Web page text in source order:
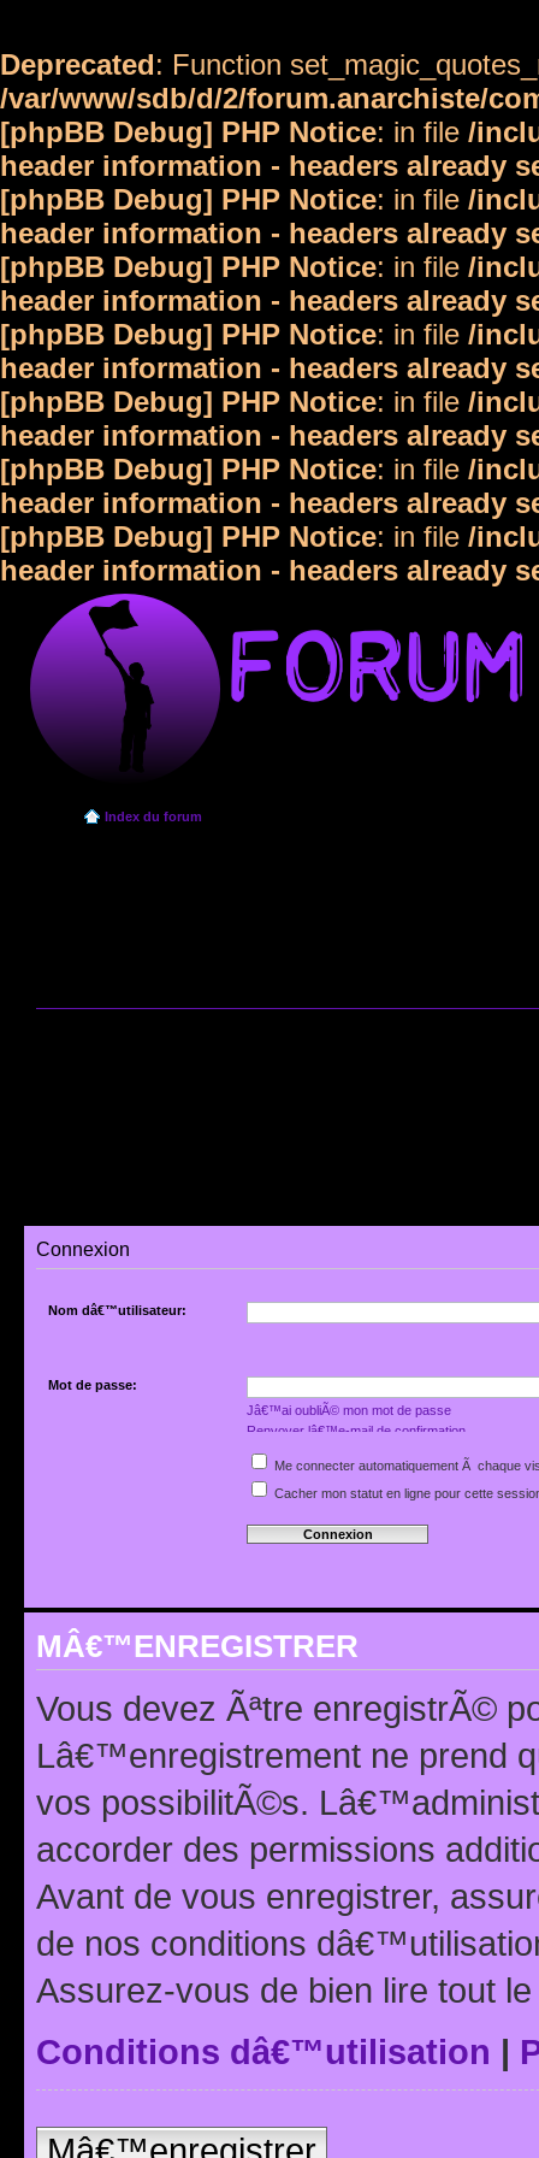
Deprecated: Function
/var/www/sdb/d/2/forum.anarchiste/
[phpBB Debug] PHP Notice: in file /
header information - headers already
[phpBB Debug] PHP Notice: in file /
header information - headers already
[phpBB Debug] PHP Notice: in file /
header information - headers already
[phpBB Debug] PHP Notice: in file /
header information - headers already
[phpBB Debug] PHP Notice: in file /
header information - headers already
[phpBB Debug] PHP Notice: in file /
header information - headers already
[phpBB Debug] PHP Notice: in file /
header information - headers already
Index du forum
Connexion
Nom dâ€™utilisateur:
Mot de passe:
Jâ€™ai oubliÃ© mon mot de passe
Renvoyer lâ€™e-mail de confirmation
Me connecter automatiquement Ã chaque
Cacher mon statut en ligne pour cette
MÂ€™ENREGISTRER
Vous devez Ãªtre enregistrÃ©
Lâ€™enregistrement ne prend
vos possibilitÃ©s.
accorder des permissions
Avant de vous enregistrer,
de nos conditions
Assurez-vous de bien lire tout
Conditions dâ€™utilisation |
Mâ€™enregistrer